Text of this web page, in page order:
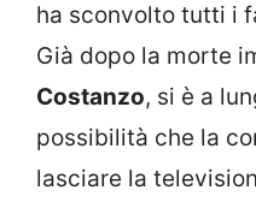
ha sconvolto tutti i
Già dopo la morte
Costanzo, si è a
possibilità che la
lasciare la